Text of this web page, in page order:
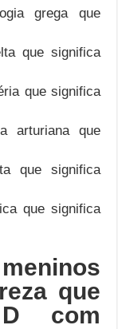
grega que
que significa
que significa
arturiana que
que significa
que significa
que
com